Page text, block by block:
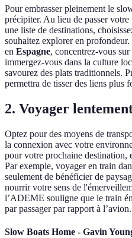
Pour embrasser pleinement le
précipiter. Au lieu de passer votre
une liste de destinations,
souhaitez explorer en
en Espagne, concentrez-vous sur
immergez-vous dans la culture
savourez des plats traditionnels.
permettra de tisser des liens plus
2. Voyager
Optez pour des moyens de
la connexion avec votre
pour votre prochaine destination,
Par exemple, voyager en train
seulement de bénéficier de
nourrir votre sens de
l’ADEME souligne que le train
par passager par rapport à l’avion.
Slow Boats Home - Gavin